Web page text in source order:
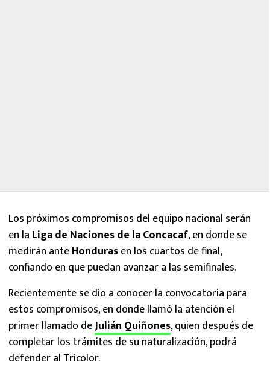
Los próximos compromisos del equipo nacional serán
en la Liga de Naciones de la Concacaf, en donde se
medirán anteHondurasen los cuartos de final,
confiando en que puedan avanzar a las semifinales.
Recientemente se dio a conocer la convocatoria para
estos compromisos, en donde llamó la atención el
primer llamado deJulián Quiñones, quien después de
completar los trámites de su naturalización, podrá
defender al Tricolor.